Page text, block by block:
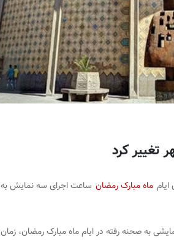
تغییر کرد
ماه مبارک رمضان ساعت اجرای سه نمایش به
به صحنه رفته در ایام ماه مبارک رمضان،